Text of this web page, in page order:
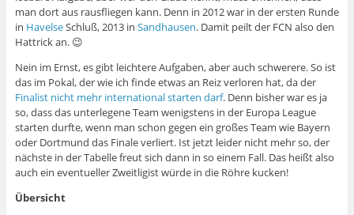
man dort aus rausfliegen kann. Denn in 2012 war in der ersten Runde
in HavelseSchluß, 2013 in Sandhausen. Damit peilt der FCN also den
Hattrick an. 😉
Nein im Ernst, es gibt leichtere Aufgaben, aber auch schwerere. So ist
das im Pokal, der wie ich finde etwas an Reiz verloren hat, da der
Finalist nicht mehr international starten darf. Denn bisher war es ja
so, dass das unterlegene Team wenigstens in der Europa League
starten durfte, wenn man schon gegen ein großes Team wie Bayern
oder Dortmund das Finale verliert. Ist jetzt leider nicht mehr so, der
nächste in der Tabelle freut sich dann in so einem Fall. Das heißt also
auch ein eventueller Zweitligist würde in die Röhre kucken!
Übersicht